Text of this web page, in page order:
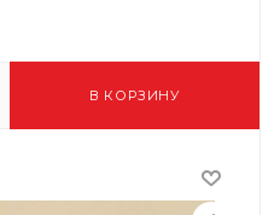
В КОРЗИНУ